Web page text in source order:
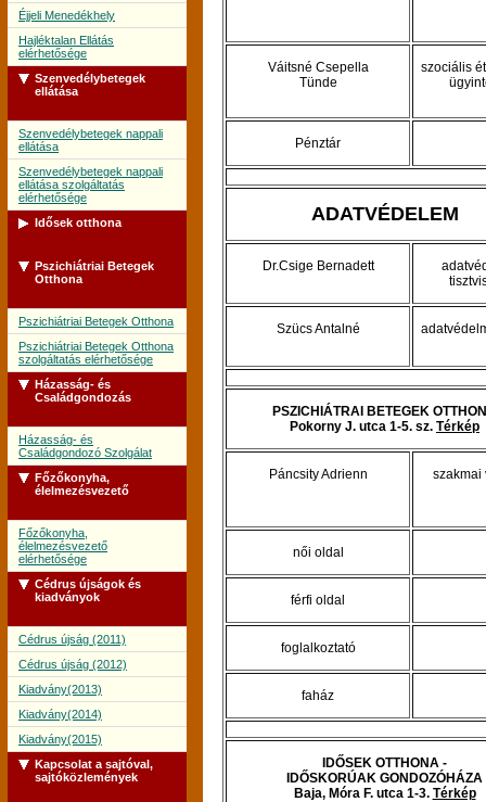
Éjjeli Menedékhely
Hajléktalan Ellátás
elérhetősége
Szenvedélybetegek
ellátása
Szenvedélybetegek nappali
ellátása
Szenvedélybetegek nappali
ellátása szolgáltatás
elérhetősége
Idősek otthona
Idősek Otthona
elérhetősége
Pszichiátriai Betegek
Otthona
Pszichiátriai Betegek Otthona
Pszichiátriai Betegek Otthona
szolgáltatás elérhetősége
Házasság- és
Családgondozás
Házasság- és
Családgondozó Szolgálat
Főzőkonyha,
élelmezésvezető
Főzőkonyha,
élelmezésvezető
elérhetősége
Cédrus újságok és
kiadványok
Cédrus újság (2011)
Cédrus újság (2012)
Kiadvány(2013)
Kiadvány(2014)
Kiadvány(2015)
Kapcsolat a sajtóval,
sajtóközlemények
Váitsné Csepella
Tünde
szociális
Pénztár
ADATVÉDELEM
Dr.Csige Bernadett
Szücs Antalné
PSZICHIÁTRAI BETEGEK
Pokorny J. utca 1-5. sz. Térkép
Páncsity Adrienn szakmai
női oldal
férfi oldal
foglalkoztató
faház
IDŐSEK OTTHONA -
IDŐSKORÚAK GONDOZÓHÁZA
Baja, Móra F. utca 1-3. Térkép